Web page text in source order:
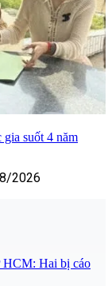
suốt 4 năm
2026
HCM: Hai bị cáo